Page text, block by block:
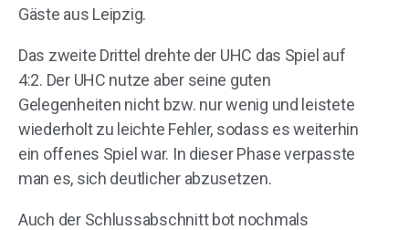
Gäste aus Leipzig.
Das zweite Drittel drehte der UHC das Spiel auf
4:2. Der UHC nutze aber seine guten
Gelegenheiten nicht bzw. nur wenig und leistete
wiederholt zu leichte Fehler, sodass es weiterhin
ein offenes Spiel war. In dieser Phase verpasste
man es, sich deutlicher abzusetzen.
Auch der Schlussabschnitt bot nochmals